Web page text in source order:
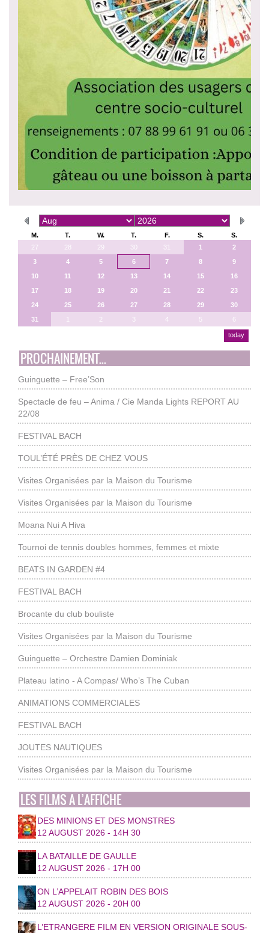
M. T. W. T. F. S.
S.
27
28 29 30 31 1
2
3
4 5 6 7 8
9
10
11 12 13 14 15
16
17
18 19 20 21 22
23
24
25 26 27 28 29
30
31
1 2 3 4 5 6
today
PROCHAINEMENT...
Guinguette – Free’Son
Spectacle de feu – Anima / Cie Manda Lights REPORT AU
22/08
FESTIVAL BACH
TOUL’ÉTÉ PRÈS DE CHEZ VOUS
Visites Organisées par la Maison du Tourisme
Visites Organisées par la Maison du Tourisme
Moana Nui A Hiva
Tournoi de tennis doubles hommes, femmes et mixte
BEATS IN GARDEN #4
FESTIVAL BACH
Brocante du club bouliste
Visites Organisées par la Maison du Tourisme
Guinguette – Orchestre Damien Dominiak
Plateau latino - A Compas/ Who’s The Cuban
ANIMATIONS COMMERCIALES
FESTIVAL BACH
JOUTES NAUTIQUES
Visites Organisées par la Maison du Tourisme
LES FILMS A L’AFFICHE
DES MINIONS ET DES MONSTRES
12 AUGUST 2026 - 14H 30
LA BATAILLE DE GAULLE
12 AUGUST 2026 - 17H 00
ON L’APPELAIT ROBIN DES BOIS
12 AUGUST 2026 - 20H 00
L’ETRANGERE FILM EN VERSION ORIGINALE SOUS-